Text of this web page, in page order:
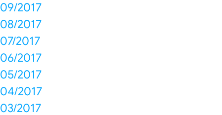
09/2017
08/2017
07/2017
06/2017
05/2017
04/2017
03/2017